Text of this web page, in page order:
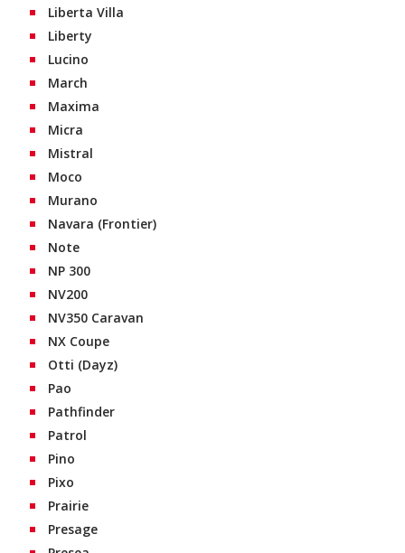
Liberta Villa
Liberty
Lucino
March
Maxima
Micra
Mistral
Moco
Murano
Navara (Frontier)
Note
NP 300
NV200
NV350 Caravan
NX Coupe
Otti (Dayz)
Pao
Pathfinder
Patrol
Pino
Pixo
Prairie
Presage